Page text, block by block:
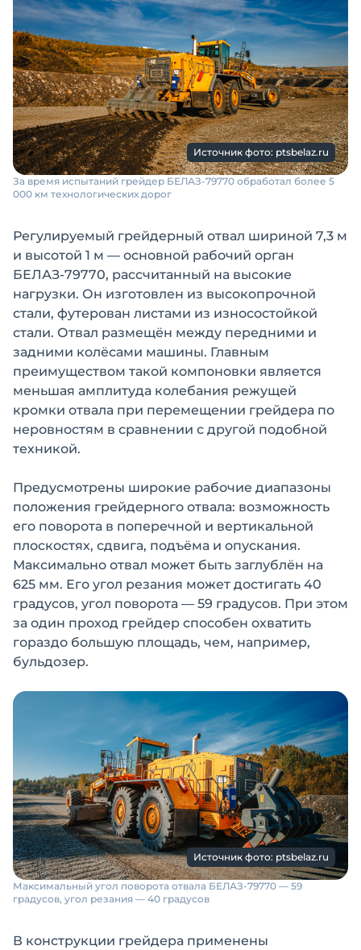
Источник фото: ptsbelaz.ru
За время испытаний грейдер БЕЛАЗ-79770 обработал более 5
000 км технологических дорог
Регулируемый грейдерный отвал шириной 7,3 м
и высотой 1 м — основной рабочий орган
БЕЛАЗ-79770, рассчитанный на высокие
нагрузки. Он изготовлен из высокопрочной
стали, футерован листами из износостойкой
стали. Отвал размещён между передними и
задними колёсами машины. Главным
преимуществом такой компоновки является
меньшая амплитуда колебания режущей
кромки отвала при перемещении грейдера по
неровностям в сравнении с другой подобной
техникой.
Предусмотрены широкие рабочие диапазоны
положения грейдерного отвала: возможность
его поворота в поперечной и вертикальной
плоскостях, сдвига, подъёма и опускания.
Максимально отвал может быть заглублён на
625 мм. Его угол резания может достигать 40
градусов, угол поворота — 59 градусов. При этом
за один проход грейдер способен охватить
гораздо большую площадь, чем, например,
бульдозер.
Источник фото: ptsbelaz.ru
Максимальный угол поворота отвала БЕЛАЗ-79770 — 59
градусов, угол резания — 40 градусов
В конструкции грейдера применены